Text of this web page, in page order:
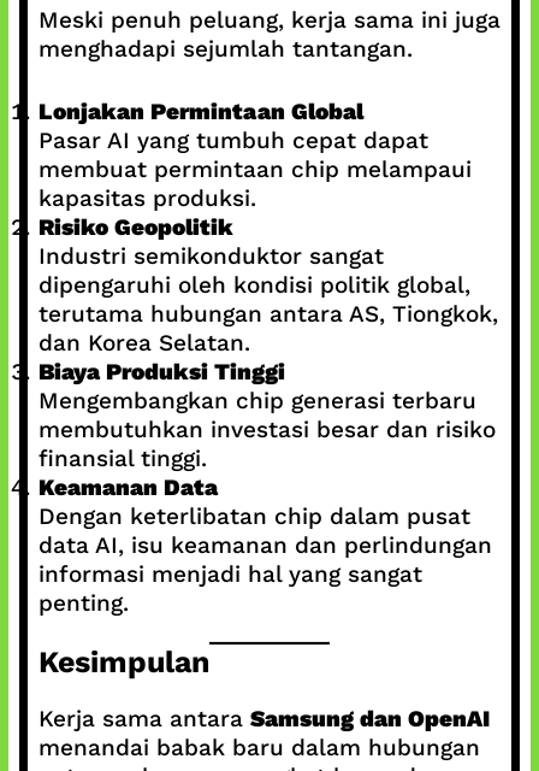
Meski penuh peluang, kerja sama ini juga
menghadapi sejumlah tantangan.
Lonjakan Permintaan Global
Pasar AI yang tumbuh cepat dapat
membuat permintaan chip melampaui
kapasitas produksi.
Risiko Geopolitik
Industri semikonduktor sangat
dipengaruhi oleh kondisi politik global,
terutama hubungan antara AS, Tiongkok,
dan Korea Selatan.
Biaya Produksi Tinggi
Mengembangkan chip generasi terbaru
membutuhkan investasi besar dan risiko
finansial tinggi.
Keamanan Data
Dengan keterlibatan chip dalam pusat
data AI, isu keamanan dan perlindungan
informasi menjadi hal yang sangat
penting.
Kesimpulan
Kerja sama antara Samsung dan OpenAI
menandai babak baru dalam hubungan